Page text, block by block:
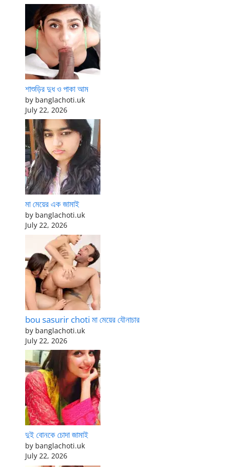
শাশুড়ির দুধ ও পাকা আম
by banglachoti.uk
July 22, 2026
মা মেয়ের এক জামাই
by banglachoti.uk
July 22, 2026
bou sasurir choti মা মেয়ের যৌনাচার
by banglachoti.uk
July 22, 2026
দুই বোনকে চোদা জামাই
by banglachoti.uk
July 22, 2026